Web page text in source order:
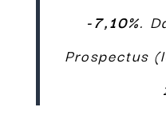
-7,10%.
Prospectus